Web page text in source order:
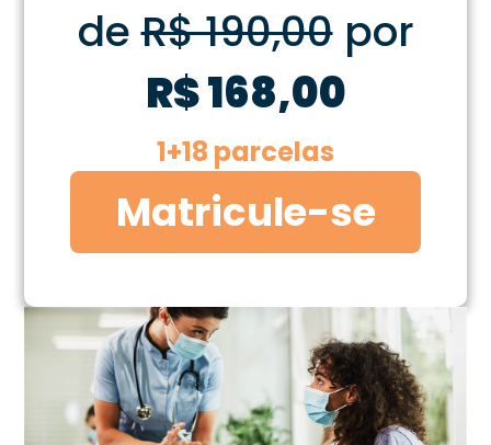
deR$ 190,00por
R$ 168,00
1+18 parcelas
Matricule-se